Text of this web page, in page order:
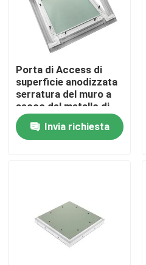
Giro della fabbrica
Controllo di qualità
Contattici
Richieda una citazione
Pannello di Access d'acciaio
Porta di Access di
superficie anodizzata
serratura del muro a
secco del metallo di
spinta per ispezione
Invia richiesta